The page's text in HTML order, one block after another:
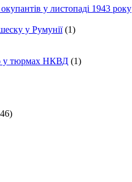
у листопаді 1943 року
у Румунії(1)
у тюрмах НКВД (1)